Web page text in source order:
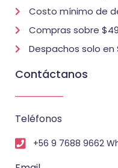
Costo mínimo de
Compras sobre
Despachos solo en
Contáctanos
Teléfonos
+56 9 7688 9662